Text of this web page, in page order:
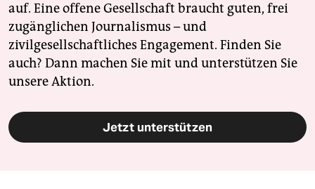
auf. Eine offene Gesellschaft braucht guten, frei
zugänglichen Journalismus – und
zivilgesellschaftliches Engagement. Finden Sie
auch? Dann machen Sie mit und unterstützen Sie
unsere Aktion.
Jetzt unterstützen